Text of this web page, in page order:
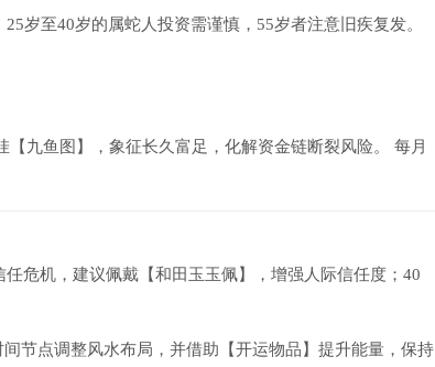
岁至40岁的属蛇人投资需谨慎，55岁者注意旧疾复发。
九鱼图】，象征长久富足，化解资金链断裂风险。 每月
危机，建议佩戴【和田玉玉佩】，增强人际信任度；40
节点调整风水布局，并借助【开运物品】提升能量，保持